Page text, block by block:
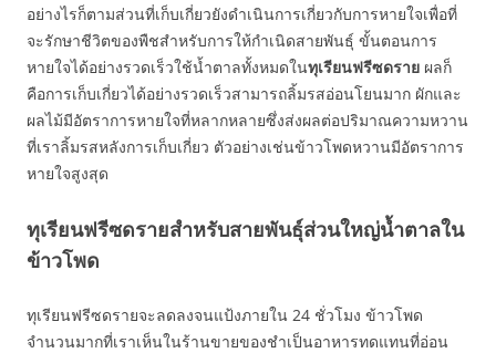
อย่างไรก็ตามส่วนที่เก็บเกี่ยวยังดำเนินการเกี่ยวกับการหายใจเพื่อที่
จะรักษาชีวิตของพืชสำหรับการให้กำเนิดสายพันธุ์ ขั้นตอนการ
หายใจได้อย่างรวดเร็วใช้น้ำตาลทั้งหมดในทุเรียนฟรีซดราย ผลก็
คือการเก็บเกี่ยวได้อย่างรวดเร็วสามารถลิ้มรสอ่อนโยนมาก ผักและ
ผลไม้มีอัตราการหายใจที่หลากหลายซึ่งส่งผลต่อปริมาณความหวาน
ที่เราลิ้มรสหลังการเก็บเกี่ยว ตัวอย่างเช่นข้าวโพดหวานมีอัตราการ
หายใจสูงสุด
ทุเรียนฟรีซดรายสำหรับสายพันธุ์ส่วนใหญ่น้ำตาลใน
ข้าวโพด
ทุเรียนฟรีซดรายจะลดลงจนแป้งภายใน 24 ชั่วโมง ข้าวโพด
จำนวนมากที่เราเห็นในร้านขายของชำเป็นอาหารทดแทนที่อ่อน